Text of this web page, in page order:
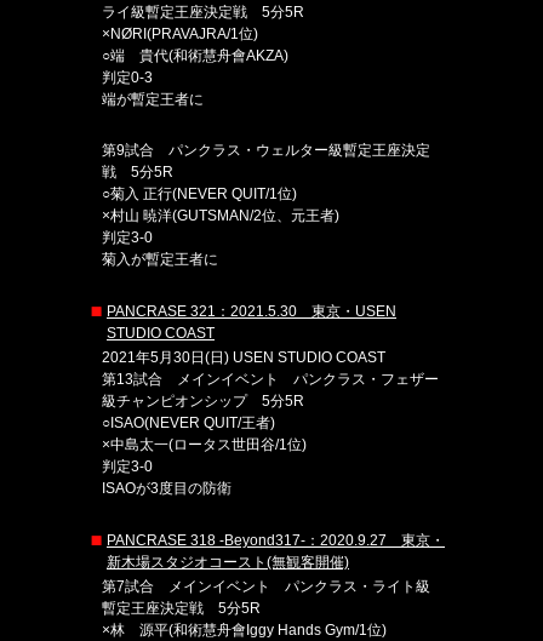
ライ級暫定王座決定戦 5分5R
×NØRI(PRAVAJRA/1位)
○端 貴代(和術慧舟會AKZA)
判定0-3
端が暫定王者に
第9試合 パンクラス・ウェルター級暫定王座決定
戦 5分5R
○菊入 正行(NEVER QUIT/1位)
×村山 暁洋(GUTSMAN/2位、元王者)
判定3-0
菊入が暫定王者に
PANCRASE 321：2021.5.30 東京・USEN
STUDIO COAST
2021年5月30日(日) USEN STUDIO COAST
第13試合 メインイベント パンクラス・フェザー
級チャンピオンシップ 5分5R
○ISAO(NEVER QUIT/王者)
×中島太一(ロータス世田谷/1位)
判定3-0
ISAOが3度目の防衛
PANCRASE 318 -Beyond317-：2020.9.27 東京・
新木場スタジオコースト(無観客開催)
第7試合 メインイベント パンクラス・ライト級
暫定王座決定戦 5分5R
×林 源平(和術慧舟會Iggy Hands Gym/1位)